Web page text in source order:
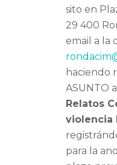
sito en
29 400
email a la
haciendo
ASUNTO
Relatos
violencia
para la